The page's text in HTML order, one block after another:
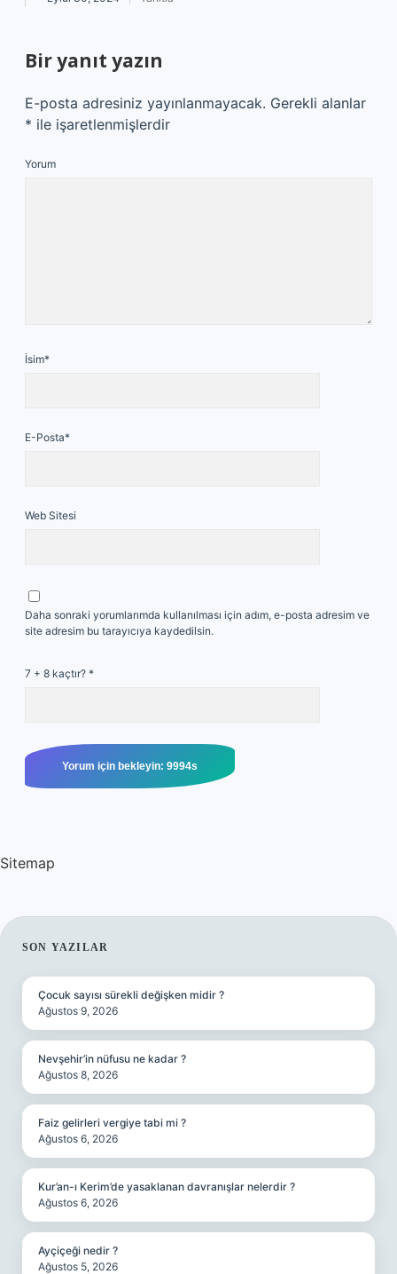
Bir yanıt yazın
E-posta adresiniz yayınlanmayacak. Gerekli alanlar
* ile işaretlenmişlerdir
Yorum
İsim*
E-Posta*
Web Sitesi
Daha sonraki yorumlarımda kullanılması için adım, e-posta adresim ve
site adresim bu tarayıcıya kaydedilsin.
7 + 8 kaçtır? *
Sitemap
SIDEBAR
SON YAZILAR
Çocuk sayısı sürekli değişken midir ?
Ağustos 9, 2026
Nevşehir’in nüfusu ne kadar ?
Ağustos 8, 2026
Faiz gelirleri vergiye tabi mi ?
Ağustos 6, 2026
Kur’an-ı Kerim’de yasaklanan davranışlar nelerdir ?
Ağustos 6, 2026
Ayçiçeği nedir ?
Ağustos 5, 2026